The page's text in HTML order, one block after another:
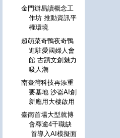
金門辦易讀概念工
作坊 推動資訊平
權環境
超萌菜奇鴨夜奇鴨
進駐愛國婦人會
館 古蹟文創魅力
吸人潮
南臺灣科技再添重
要基地 沙崙AI創
新應用大樓啟用
臺南首場大型就博
會釋逾4千職缺
首導入AI模擬面